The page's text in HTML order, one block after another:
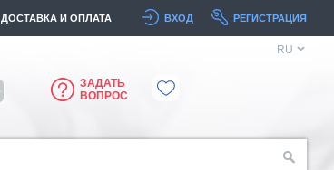
ДОСТАВКА И ОПЛАТА ВХОД РЕГИСТРАЦИЯ
ЗАДАТЬ
ВОПРОС
RU